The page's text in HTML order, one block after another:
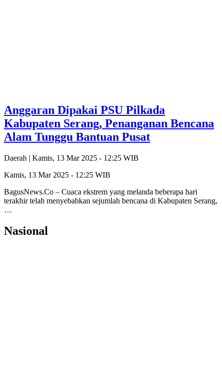
Anggaran Dipakai PSU Pilkada
Kabupaten Serang, Penanganan Bencana
Alam Tunggu Bantuan Pusat
Daerah | Kamis, 13 Mar 2025 - 12:25 WIB
Kamis, 13 Mar 2025 - 12:25 WIB
BagusNews.Co – Cuaca ekstrem yang melanda beberapa hari
terakhir telah menyebabkan sejumlah bencana di Kabupaten Serang,
…
Nasional